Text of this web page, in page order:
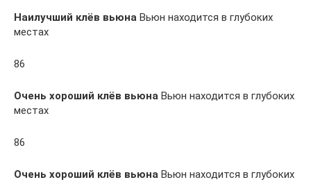
Наилучший клёв вьюна Вьюн находится в глубоких
местах
86
Очень хороший клёв вьюна Вьюн находится в глубоких
местах
86
Очень хороший клёв вьюна Вьюн находится в глубоких